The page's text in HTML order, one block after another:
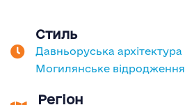
Стиль
Давньоруська архітектура
Могилянське відродження
Регіон